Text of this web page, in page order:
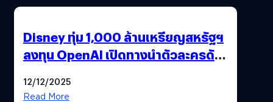
Disney ทุ่ม 1,000 ล้านเหรียญสหรัฐฯ
ลงทุน OpenAI เปิดทางนำตัวละครดัง
12/12/2025
Read More